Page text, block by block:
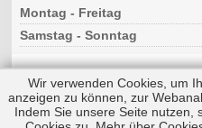
Montag - Freitag
Samstag - Sonntag
Wir verwenden Cookies, um
anzeigen zu können, zur
Indem Sie unsere Seite nutzen,